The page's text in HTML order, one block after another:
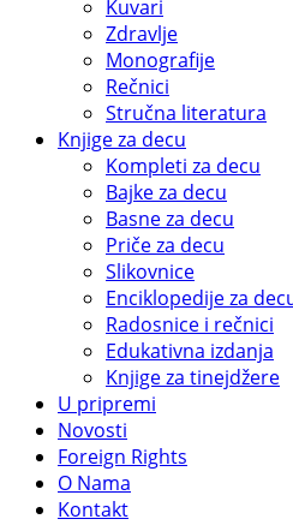
Kuvari
Zdravlje
Monografije
Rečnici
Stručna literatura
Knjige za decu
Kompleti za decu
Bajke za decu
Basne za decu
Priče za decu
Slikovnice
Enciklopedije za
Radosnice i rečnici
Edukativna izdanja
Knjige za tinejdžere
U pripremi
Novosti
Foreign Rights
O Nama
Kontakt